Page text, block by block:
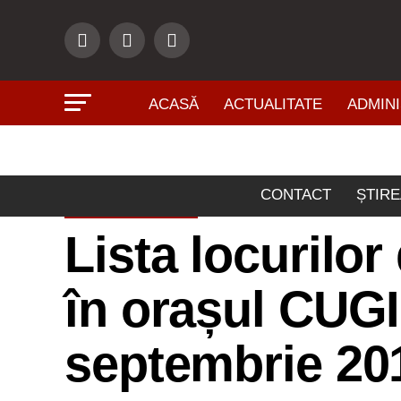
ACASĂ ACTUALITATE
CONTACT
Lista locurilor
în orașul
septembrie